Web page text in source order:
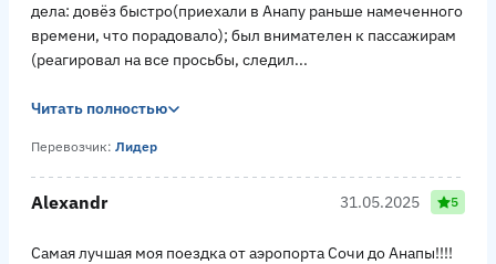
дела: довёз быстро(приехали в Анапу раньше намеченного
времени, что порадовало); был внимателен к пассажирам
(реагировал на все просьбы, следил...
Читать полностью
Перевозчик: Лидер
Alexandr 31.05.2025 5
Самая лучшая моя поездка от аэропорта Сочи до Анапы!!!!